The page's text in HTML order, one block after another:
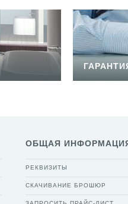
ОБЩАЯ
РЕКВИЗИТЫ
СКАЧИВАНИЕ БРОШЮР